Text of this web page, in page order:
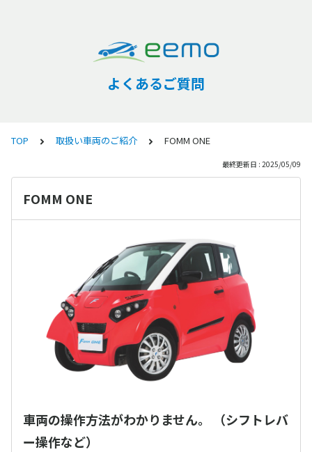
よくあるご質問
TOP 取扱い車両のご紹介 FOMM ONE
最終更新日 : 2025/05/09
FOMM ONE
車両の操作方法がわかりません。 （シフトレバ
ー操作など）